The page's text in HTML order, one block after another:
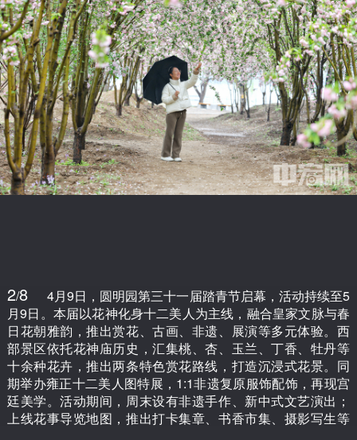
2/8
4月9日，圆明园第三十一届踏青节启幕，活动持续至5
月9日。本届以花神化身十二美人为主线，融合皇家文脉与春
日花朝雅韵，推出赏花、古画、非遗、展演等多元体验。西
部景区依托花神庙历史，汇集桃、杏、玉兰、丁香、牡丹等
十余种花卉，推出两条特色赏花路线，打造沉浸式花景。同
期举办雍正十二美人图特展，1:1非遗复原服饰配饰，再现宫
廷美学。活动期间，周末设有非遗手作、新中式文艺演出；
上线花事导览地图，推出打卡集章、书香市集、摄影写生等